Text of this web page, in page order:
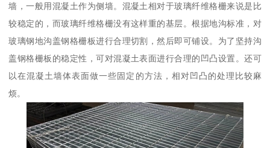
墙，一般用混凝土作为侧墙。混凝土相对于玻璃纤维格栅来说是比
较稳定的，而玻璃纤维格栅没有这样重的基层。根据地沟标准，对
玻璃钢地沟盖钢格栅板进行合理切割，然后即可铺设。为了坚持沟
盖钢格栅板的稳定性，可对混凝土表面进行合理的凹凸设置。还可
以在混凝土墙体表面做一些固定的方法，相对凹凸的处理比较麻
烦。